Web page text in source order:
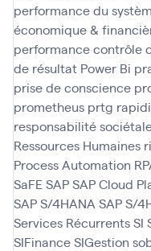
performance du
économique &
performance contrôle
de résultat Power Bi
prise de conscience
prometheus prtg
responsabilité
Ressources Humaines
Process Automation
SaFESAPSAP Cloud
SAP S/4HANA SAP S/
Services RécurrentsSI
SIFinanceSIGestion